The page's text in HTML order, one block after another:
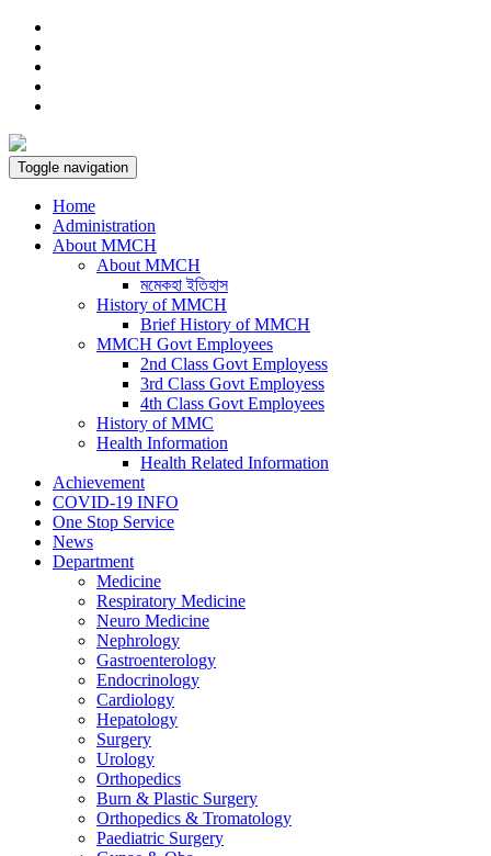
Toggle navigation
Home
Administration
About MMCH
About MMCH
মমেকহা ইতিহাস
History of MMCH
Brief History of MMCH
MMCH Govt Employees
2nd Class Govt Employess
3rd Class Govt Employess
4th Class Govt Employees
History of MMC
Health Information
Health Related Information
Achievement
COVID-19 INFO
One Stop Service
News
Department
Medicine
Respiratory Medicine
Neuro Medicine
Nephrology
Gastroenterology
Endocrinology
Cardiology
Hepatology
Surgery
Urology
Orthopedics
Burn & Plastic Surgery
Orthopedics & Tromatology
Paediatric Surgery